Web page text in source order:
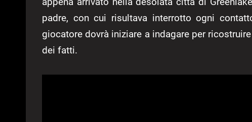
padre, con cui risultava interrotto ogni
giocatore dovrà iniziare a indagare per
dei fatti.